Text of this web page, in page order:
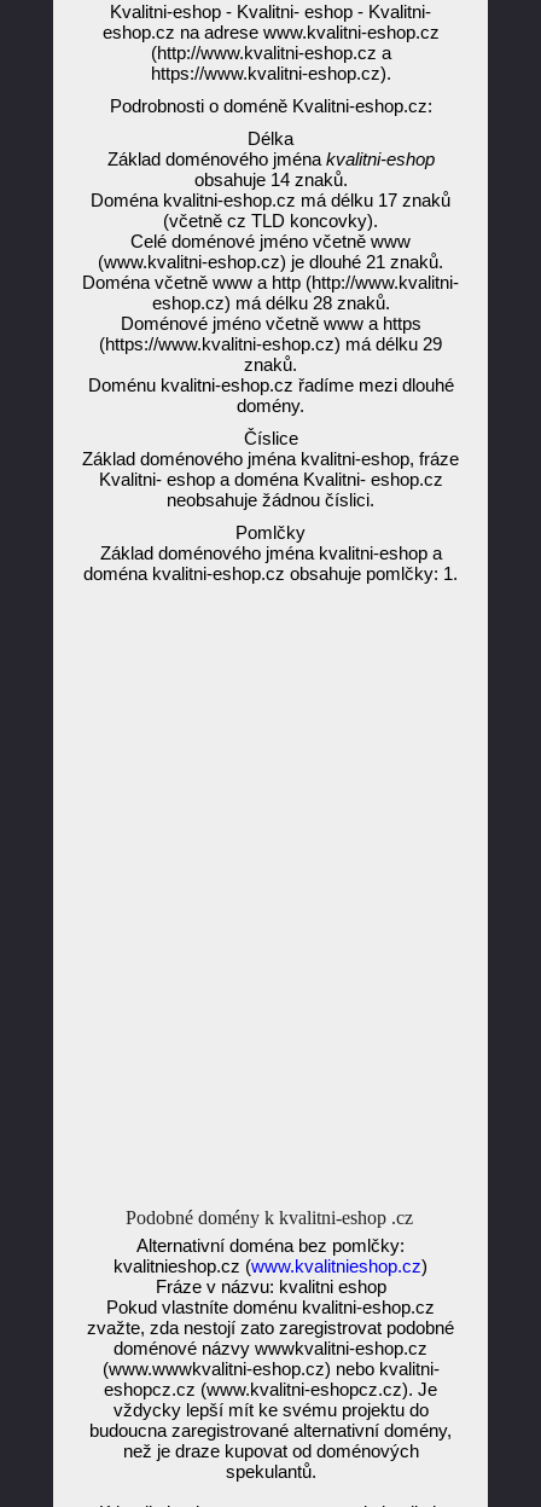
Kvalitni-eshop - Kvalitni- eshop - Kvalitni-
eshop.cz na adrese www.kvalitni-eshop.cz
(http://www.kvalitni-eshop.cz a
https://www.kvalitni-eshop.cz).
Podrobnosti o doméně Kvalitni-eshop.cz:
Délka
Základ doménového jména kvalitni-eshop
obsahuje 14 znaků.
Doména kvalitni-eshop.cz má délku 17 znaků
(včetně cz TLD koncovky).
Celé doménové jméno včetně www
(www.kvalitni-eshop.cz) je dlouhé 21 znaků.
Doména včetně www a http (http://www.kvalitni-
eshop.cz) má délku 28 znaků.
Doménové jméno včetně www a https
(https://www.kvalitni-eshop.cz) má délku 29
znaků.
Doménu kvalitni-eshop.cz řadíme mezi dlouhé
domény.
Číslice
Základ doménového jména kvalitni-eshop, fráze
Kvalitni- eshop a doména Kvalitni- eshop.cz
neobsahuje žádnou číslici.
Pomlčky
Základ doménového jména kvalitni-eshop a
doména kvalitni-eshop.cz obsahuje pomlčky: 1.
Podobné domény k kvalitni-eshop .cz
Alternativní doména bez pomlčky:
kvalitnieshop.cz (www.kvalitnieshop.cz)
Fráze v názvu: kvalitni eshop
Pokud vlastníte doménu kvalitni-eshop.cz
zvažte, zda nestojí zato zaregistrovat podobné
doménové názvy wwwkvalitni-eshop.cz
(www.wwwkvalitni-eshop.cz) nebo kvalitni-
eshopcz.cz (www.kvalitni-eshopcz.cz). Je
vždycky lepší mít ke svému projektu do
budoucna zaregistrované alternativní domény,
než je draze kupovat od doménových
spekulantů.